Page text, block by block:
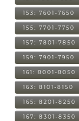
153: 7601-7650
155: 7701-7750
157: 7801-7850
159: 7901-7950
161: 8001-8050
163: 8101-8150
165: 8201-8250
167: 8301-8350